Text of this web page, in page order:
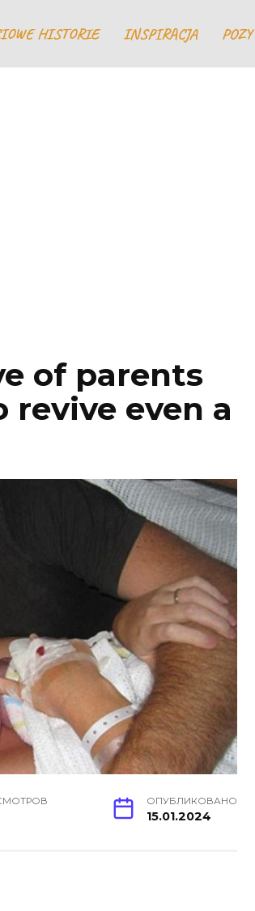
HISTORIE INSPIRACJA
of parents
even a
ОПУБЛИКОВАНО
15.01.2024